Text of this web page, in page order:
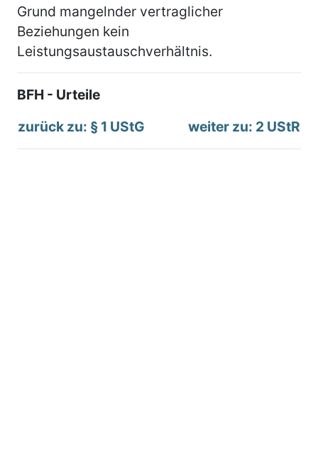
Grund mangelnder vertraglicher
Beziehungen kein
Leistungsaustauschverhältnis.
BFH - Urteile
zurück zu: § 1 UStG
weiter zu: 2 UStR